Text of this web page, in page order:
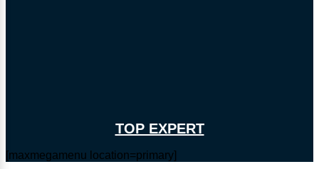
TOP EXPERT
[maxmegamenu location=primary]